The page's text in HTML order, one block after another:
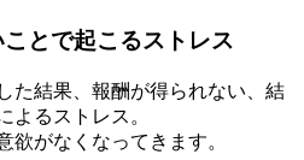
とで起こるストレス
た結果、報酬が得られない、結
よるストレス。
欲がなくなってきます。